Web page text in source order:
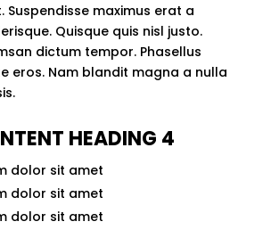
Suspendisse maximus erat a
Quisque quis nisl justo.
dictum tempor. Phasellus
eros. Nam blandit magna a nulla
HEADING 4
dolor sit amet
dolor sit amet
dolor sit amet